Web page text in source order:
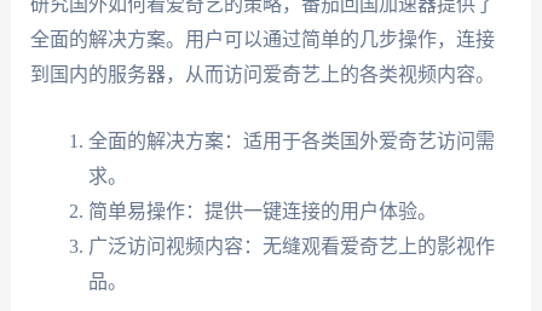
研究国外如何看爱奇艺的策略，番茄回国加速器提供了
全面的解决方案。用户可以通过简单的几步操作，连接
到国内的服务器，从而访问爱奇艺上的各类视频内容。
全面的解决方案：适用于各类国外爱奇艺访问需
求。
简单易操作：提供一键连接的用户体验。
广泛访问视频内容：无缝观看爱奇艺上的影视作
品。